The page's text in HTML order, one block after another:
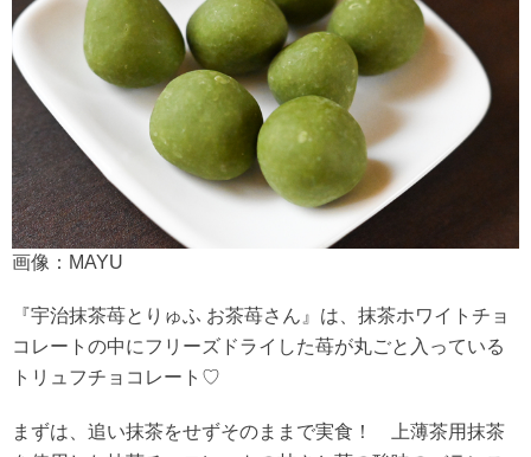
画像：MAYU
『宇治抹茶苺とりゅふ お茶苺さん』は、抹茶ホワイトチョ
コレートの中にフリーズドライした苺が丸ごと入っている
トリュフチョコレート♡
まずは、追い抹茶をせずそのままで実食！ 上薄茶用抹茶